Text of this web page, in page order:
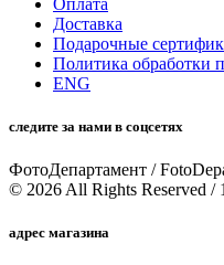
Оплата
Доставка
Подарочные
Политика обработки
ENG
следите за нами в соцсетях
ФотоДепартамент /
© 2026 All Rights Reserved /
адрес магазина